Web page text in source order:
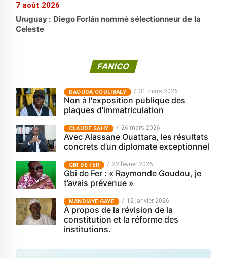
7 août 2026
Uruguay : Diego Forlán nommé sélectionneur de la
Celeste
FANICO
‎DAOUDA COULIBALY 31 mars 2026
Non à l'exposition publique des
plaques d'immatriculation
CLAUDE SAHY 26 mars 2026
Avec Alassane Ouattara, les résultats
concrets d’un diplomate exceptionnel
GBI DE FER 22 février 2026
Gbi de Fer : « Raymonde Goudou, je
t’avais prévenue »
MANDIAYE GAYE 12 janvier 2026
À propos de la révision de la
constitution et la réforme des
institutions.